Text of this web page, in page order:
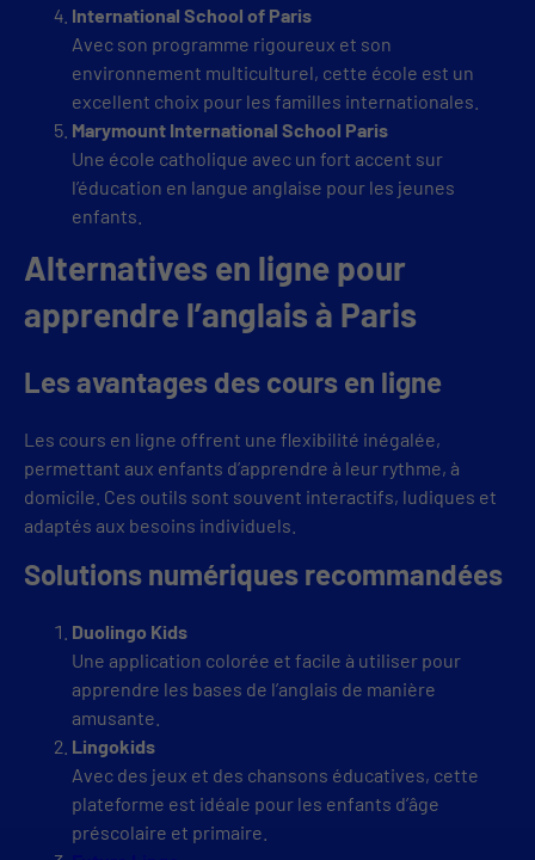
International School of Paris
Avec son programme rigoureux et son
environnement multiculturel, cette école est un
excellent choix pour les familles internationales.
Marymount International School Paris
Une école catholique avec un fort accent sur
l’éducation en langue anglaise pour les jeunes
enfants.
Alternatives en ligne pour
apprendre l’anglais à Paris
Les avantages des cours en ligne
Les cours en ligne offrent une flexibilité inégalée,
permettant aux enfants d’apprendre à leur rythme, à
domicile. Ces outils sont souvent interactifs, ludiques et
adaptés aux besoins individuels.
Solutions numériques recommandées
Duolingo Kids
Une application colorée et facile à utiliser pour
apprendre les bases de l’anglais de manière
amusante.
Lingokids
Avec des jeux et des chansons éducatives, cette
plateforme est idéale pour les enfants d’âge
préscolaire et primaire.